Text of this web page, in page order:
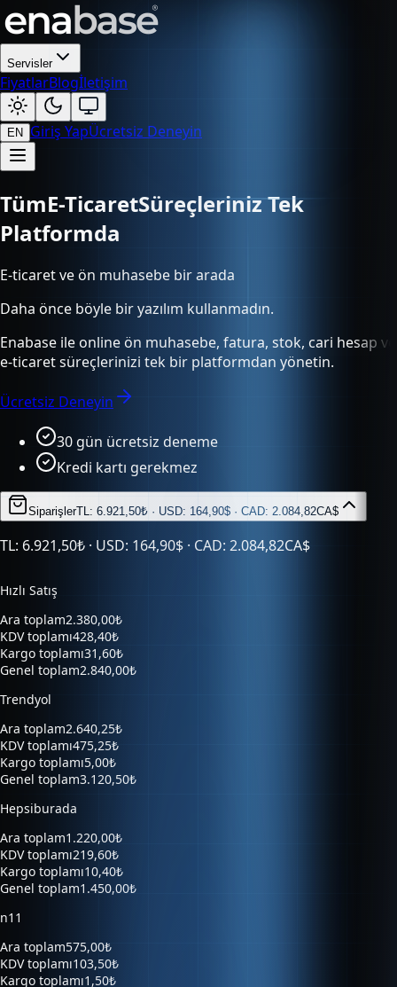
Servisler
FiyatlarBlogİletişim
EN Giriş YapÜcretsiz Deneyin
Tüm Süreçleriniz Tek Platformda
E-ticaret ve ön muhasebe bir arada
Daha önce böyle bir yazılım kullanmadın.
Enabase ile online ön muhasebe, fatura, stok, cari hesap ve
e-ticaret süreçlerinizi tek bir platformdan yönetin.
Ücretsiz Deneyin
30 gün ücretsiz deneme
Kredi kartı gerekmez
TL: 6.921,50₺ · USD: 164,90$ · CAD: 2.084,82CA$
Ara toplam
Kargo toplamı31,60₺
Genel toplam2.840,00₺
Trendyol
Ara toplam
Kargo toplamı5,00₺
Genel toplam3.120,50₺
Hepsiburada
Ara toplam1.220,00₺
Kargo toplamı10,40₺
Genel toplam1.450,00₺
n11
Ara toplam
Kargo toplamı1,50₺
Genel toplam680,00₺